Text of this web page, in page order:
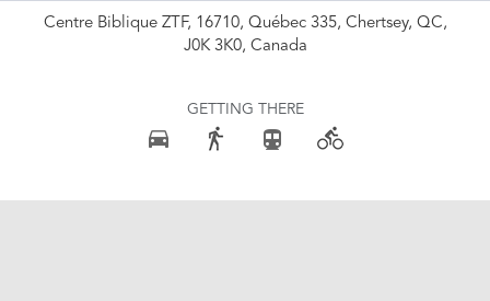
Centre Biblique ZTF, 16710, Québec 335, Chertsey, QC,
J0K 3K0, Canada
GETTING THERE